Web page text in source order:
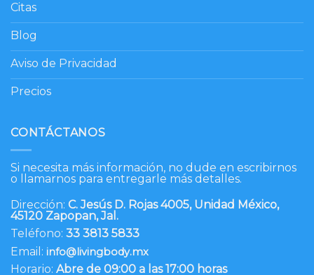
Citas
Blog
Aviso de Privacidad
Precios
CONTÁCTANOS
Si necesita más información, no dude en escribirnos
o llamarnos para entregarle más detalles.
Dirección: C. Jesús D. Rojas 4005, Unidad México,
45120 Zapopan, Jal.
Teléfono: 33 3813 5833
Email: info@livingbody.mx
Horario: Abre de 09:00 a las 17:00 horas